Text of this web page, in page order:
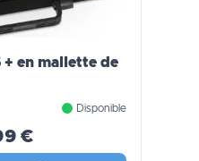
+ en mallette de
Disponible
€